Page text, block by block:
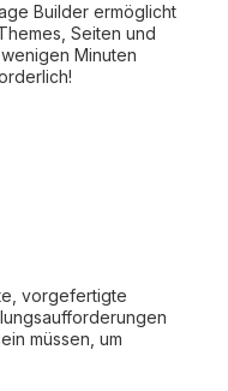
Builder ermöglicht
Seiten und
Minuten
vorgefertigte
müssen, um